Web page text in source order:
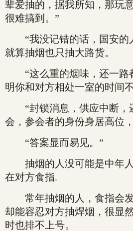
辈爱抽的，据我所知，那玩
很难搞到。”
“我没记错的话，国安的
就算抽烟也只抽大路货。
“这么重的烟味，还一路
明你和对方相处一室的时间
“封锁消息，供应中断，
会，参会者的身份身居高位
“答案显而易见。”
抽烟的人没可能是中年人
在对方食指.
常年抽烟的人，食指会发
却能容忍对方抽焊烟，很显
时也排不上号。